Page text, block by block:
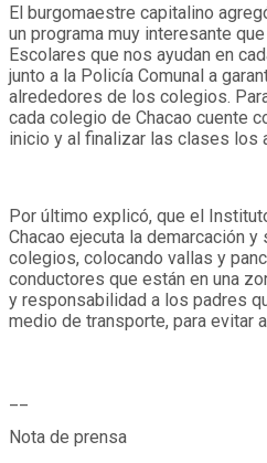
El burgomaestre capitalino
un programa muy interesante
Escolares que nos ayudan en
junto a la Policía Comunal a
alrededores de los colegios.
cada colegio de Chacao cuente
inicio y al finalizar las clases los
Por último explicó, que el
Chacao ejecuta la demarcación
colegios, colocando vallas y
conductores que están en una
y responsabilidad a los padres
medio de transporte, para evitar
Nota de prensa